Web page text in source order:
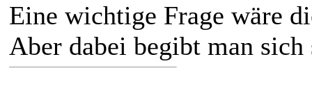
Eine wichtige Frage wäre
Aber dabei begibt man